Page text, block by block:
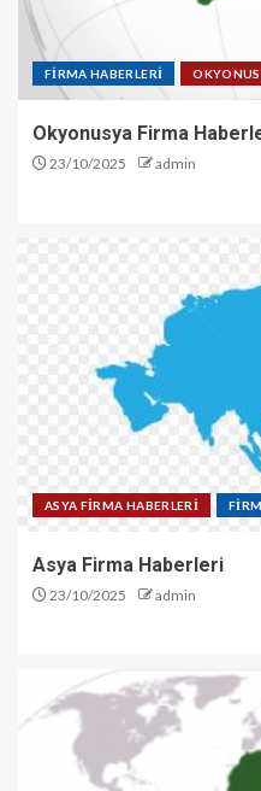
FİRMA HABERLERİ
Okyonusya Firma
23/10/2025 admin
ASYA FİRMA HABERLERİ
Asya Firma Haberleri
23/10/2025 admin